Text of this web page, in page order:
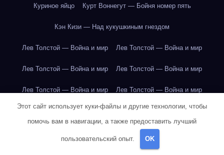
Куриное яйцо Курт Воннегут — Бойня номер пять
Кэн Кизи — Над кукушкиным гнездом
Лев Толстой — Война и мир Лев Толстой — Война и мир
Лев Толстой — Война и мир Лев Толстой — Война и мир
Лев Толстой — Война и мир Лев Толстой — Война и мир
Лев Толстой — Война и мир Лев Толстой — Война и мир
Лев Толстой — Война и мир
Этот сайт использует куки-файлы и другие технологии, чтобы
помочь вам в навигации, а также предоставить лучший
пользовательский опыт. OK